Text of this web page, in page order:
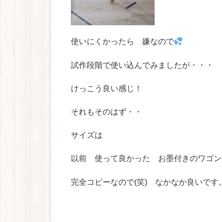
使いにくかったら 嫌なので
試作段階で使い込んでみましたが・・・
けっこう良い感じ！
それもそのはず・・
サイズは
以前 使って良かった お墨付きのワゴ
完全コピーなので(笑) なかなか良いです